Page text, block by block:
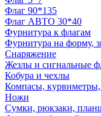
Флаг 90*135
Флаг АВТО 30*40
Фурнитура к флагам
Фурнитура на форму,
Снаряжение
Жезлы и сигнальные
Кобура и чехлы
Компасы,
Ножи
Сумки, рюкзаки,